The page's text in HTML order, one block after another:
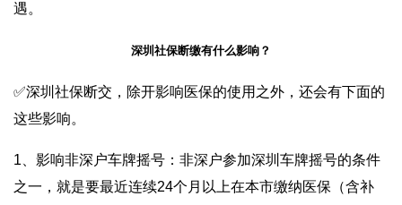
遇。
深圳社保断缴有什么影响？
✅深圳社保断交，除开影响医保的使用之外，还会有下面的
这些影响。
1、影响非深户车牌摇号：非深户参加深圳车牌摇号的条件
之一，就是要最近连续24个月以上在本市缴纳医保（含补